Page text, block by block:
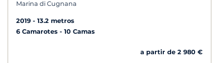
Marina di Cugnana
2019
13.2 metros
6 Camarotes
10 Camas
a partir de 2 980 €